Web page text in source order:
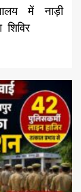
में नाड़ी
शिविर